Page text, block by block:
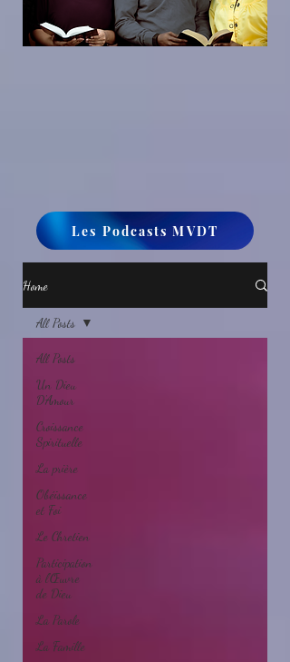
Les Podcasts MVDT
Home
All Posts
Un Dieu
D'Amour
Croissance
Spirituelle
La prière
Obéissance
et Foi
Le Chretien
Participation
à l'Œuvre
de Dieu
La Parole
La Famille
All Posts